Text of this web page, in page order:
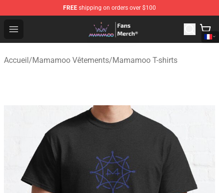
FREE shipping on orders over $100
Open menu
Mamamoo Store - Official Mamamoo Merchandise Shop
Accueil/Mamamoo Vêtements/Mamamoo T-shirts